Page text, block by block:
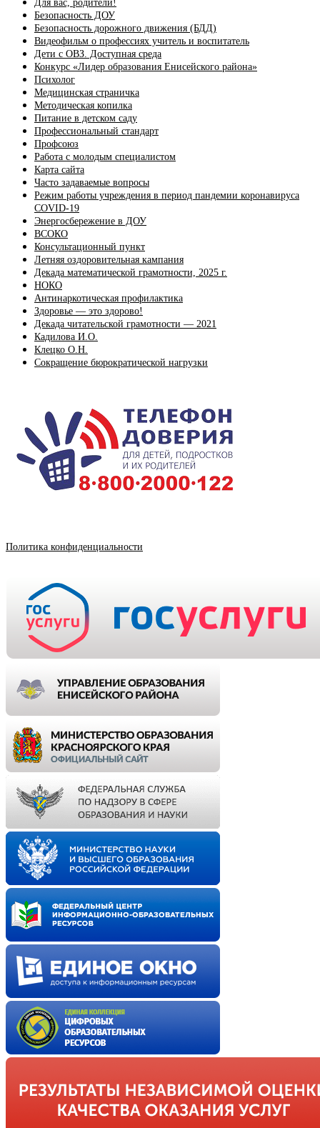
Для вас, родители!
Безопасность ДОУ
Безопасность дорожного движения (БДД)
Видеофильм о профессиях учитель и воспитатель
Дети с ОВЗ. Доступная среда
Конкурс «Лидер образования Енисейского района»
Психолог
Медицинская страничка
Методическая копилка
Питание в детском саду
Профессиональный стандарт
Профсоюз
Работа с молодым специалистом
Карта сайта
Часто задаваемые вопросы
Режим работы учреждения в период пандемии коронавируса
COVID-19
Энергосбережение в ДОУ
ВСОКО
Консультационный пункт
Летняя оздоровительная кампания
Декада математической грамотности, 2025 г.
НОКО
Антинаркотическая профилактика
Здоровье — это здорово!
Декада читательской грамотности — 2021
Кадилова И.О.
Клецко О.Н.
Сокращение бюрократической нагрузки
Политика конфиденциальности